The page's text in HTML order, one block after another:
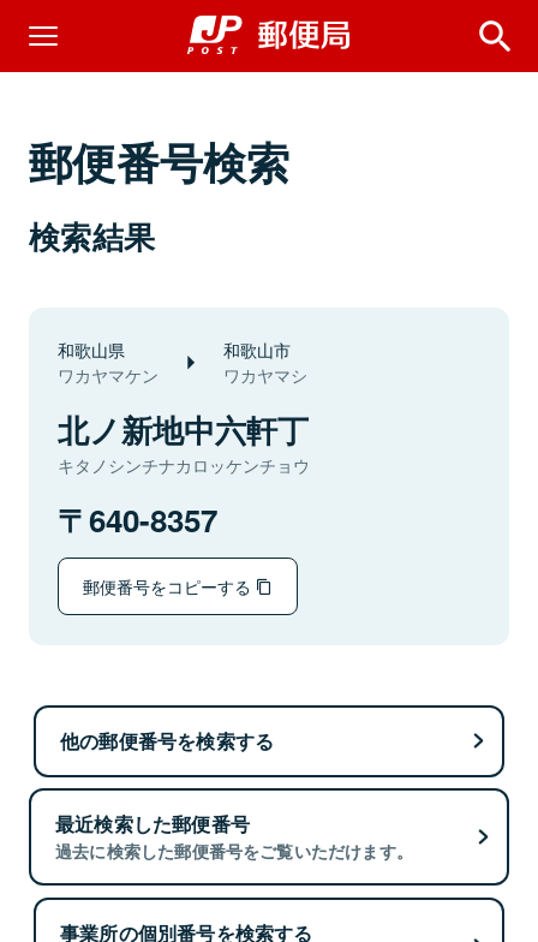
郵便番号検索
検索結果
和歌山県
ワカヤマケン
和歌山市
ワカヤマシ
北ノ新地中六軒丁
キタノシンチナカロッケンチョウ
640-8357
郵便番号をコピーする
他の郵便番号を検索する
最近検索した郵便番号
過去に検索した郵便番号をご覧いただけます。
事業所の個別番号を検索する